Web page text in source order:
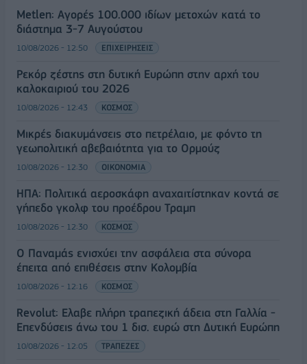
Metlen: Αγορές 100.000 ιδίων μετοχών κατά το
διάστημα 3-7 Αυγούστου
10/08/2026 - 12:50 ΕΠΙΧΕΙΡΗΣΕΙΣ
Ρεκόρ ζέστης στη δυτική Ευρώπη στην αρχή του
καλοκαιριού του 2026
10/08/2026 - 12:43 ΚΟΣΜΟΣ
Μικρές διακυμάνσεις στο πετρέλαιο, με φόντο τη
γεωπολιτική αβεβαιότητα για το Ορμούζ
10/08/2026 - 12:30 ΟΙΚΟΝΟΜΙΑ
ΗΠΑ: Πολιτικά αεροσκάφη αναχαιτίστηκαν κοντά σε
γήπεδο γκολφ του προέδρου Τραμπ
10/08/2026 - 12:30 ΚΟΣΜΟΣ
Ο Παναμάς ενισχύει την ασφάλεια στα σύνορα
έπειτα από επιθέσεις στην Κολομβία
10/08/2026 - 12:16 ΚΟΣΜΟΣ
Revolut: Ελαβε πλήρη τραπεζική άδεια στη Γαλλία -
Επενδύσεις άνω του 1 δισ. ευρώ στη Δυτική Ευρώπη
10/08/2026 - 12:05 ΤΡΑΠΕΖΕΣ